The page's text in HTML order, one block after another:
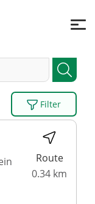
Filter
Route
0.34 km